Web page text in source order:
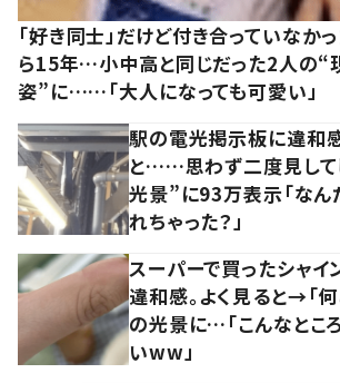
「好き同士」だけど付き合っていなか
ら15年…小中高と同じだった2人の“
姿”に……「大人になっても可愛い」
駅の電光掲示板に違和
と……思わず二度見して
光景”に93万表示「なんだ
れちゃった？」
スーパーで買ったシャイ
違和感。よく見ると→「何
の光景に…「こんなところ
いww」